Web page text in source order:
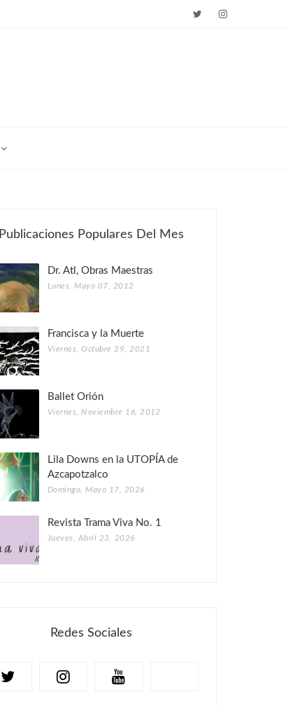
Publicaciones Populares Del Mes
Dr. Atl, Obras Maestras
Lunes, Mayo 07, 2012
Francisca y la Muerte
Viernes, Octubre 29, 2021
Ballet Orión
Viernes, Noviembre 16, 2012
Lila Downs en la UTOPÍA de
Azcapotzalco
Domingo, Mayo 17, 2026
Revista Trama Viva No. 1
Jueves, Abril 23, 2026
Redes Sociales